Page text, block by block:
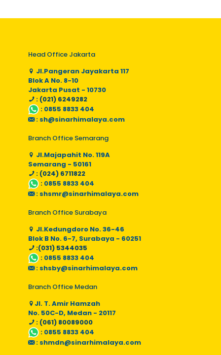
Head Office Jakarta
Jl.Pangeran Jayakarta 117
Blok A No. 8-10
Jakarta Pusat - 10730
: (021) 6249282
: 0855 8833 404
: sh@sinarhimalaya.com
Branch Office Semarang
Jl.Majapahit No. 119A
Semarang - 50161
: (024) 6711822
: 0855 8833 404
: shsmr@sinarhimalaya.com
Branch Office Surabaya
Jl.Kedungdoro No. 36-46
Blok B No. 6-7, Surabaya - 60251
:(031) 5344035
: 0855 8833 404
: shsby@sinarhimalaya.com
Branch Office Medan
Jl. T. Amir Hamzah
No. 50C-D, Medan - 20117
: (061) 80089000
: 0855 8833 404
: shmdn@sinarhimalaya.com